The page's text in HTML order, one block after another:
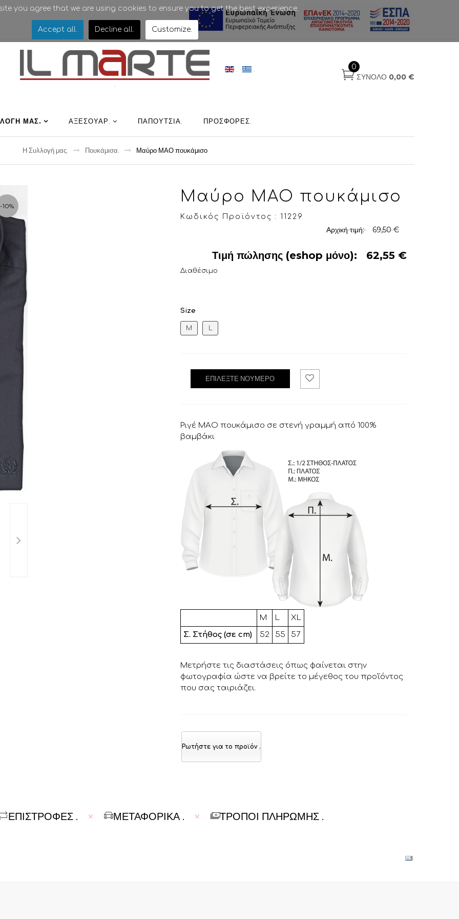
.
.
0
ΣΎΝΟΛΟ 0,00 €
. .
ΜΑΣ. ΑΞΕΣΟΥΑΡ ΠΑΠΟΎΤΣΙΑ ΠΡΟΣΦΟΡΈΣ
Η Συλλογή μας. Πουκάμισα Μαύρο ΜΑΟ πουκάμισο
-10%
Μαύρο ΜΑΟ πουκάμισο
Κωδικός Προϊόντος : 11229
Αρχική τιμή: 69,50 €
Τιμή πώλησης (eshop μόνο): 62,55 €
Διαθέσιμο
Size
M
ΕΠΙΛΈΞΤΕ ΝΟΎΜΕΡΟ
hli
st .
Ριγέ ΜΑΟ πουκάμισο σε στενή γραμμή από 100%
βαμβάκι
Μ L
XL
Σ. Στήθος (σε cm)
52 55 57
Μετρήστε τις διαστάσεις όπως φαίνεται στην
φωτογραφία ώστε να βρείτε το μέγεθος του προϊόντος
που σας ταιριάζει.
Ρωτήστε για το προϊόν .
ΕΠΙΣΤΡΟΦΕΣ . ΜΕΤΑΦΟΡΙΚΆ . ΤΡΌΠΟΙ ΠΛΗΡΩΜΉΣ .
.
you agree that we are using cookies to ensure you to get the best experience.
Accept all. Decline all. Customize.